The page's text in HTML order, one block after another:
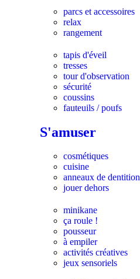
parcs et accessoires
relax
rangement
tapis d'éveil
tresses
tour d'observation
sécurité
coussins
fauteuils / poufs
S'amuser
cosmétiques
cuisine
anneaux de dentition
jouer dehors
minikane
ça roule !
pousseur
à empiler
activités créatives
jeux sensoriels